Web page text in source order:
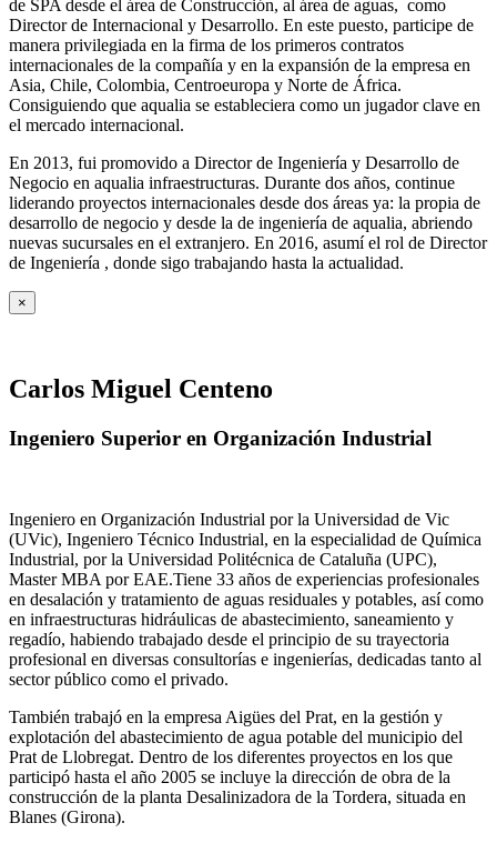
de SPA desde el área de Construcción, al área de aguas, como
Director de Internacional y Desarrollo. En este puesto, participe de
manera privilegiada en la firma de los primeros contratos
internacionales de la compañía y en la expansión de la empresa en
Asia, Chile, Colombia, Centroeuropa y Norte de África.
Consiguiendo que aqualia se estableciera como un jugador clave en
el mercado internacional.
En 2013, fui promovido a Director de Ingeniería y Desarrollo de
Negocio en aqualia infraestructuras. Durante dos años, continue
liderando proyectos internacionales desde dos áreas ya: la propia de
desarrollo de negocio y desde la de ingeniería de aqualia, abriendo
nuevas sucursales en el extranjero. En 2016, asumí el rol de Director
de Ingeniería , donde sigo trabajando hasta la actualidad.
×
Carlos Miguel Centeno
Ingeniero Superior en Organización Industrial
Ingeniero en Organización Industrial por la Universidad de Vic
(UVic), Ingeniero Técnico Industrial, en la especialidad de Química
Industrial, por la Universidad Politécnica de Cataluña (UPC),
Master MBA por EAE.Tiene 33 años de experiencias profesionales
en desalación y tratamiento de aguas residuales y potables, así como
en infraestructuras hidráulicas de abastecimiento, saneamiento y
regadío, habiendo trabajado desde el principio de su trayectoria
profesional en diversas consultorías e ingenierías, dedicadas tanto al
sector público como el privado.
También trabajó en la empresa Aigües del Prat, en la gestión y
explotación del abastecimiento de agua potable del municipio del
Prat de Llobregat. Dentro de los diferentes proyectos en los que
participó hasta el año 2005 se incluye la dirección de obra de la
construcción de la planta Desalinizadora de la Tordera, situada en
Blanes (Girona).